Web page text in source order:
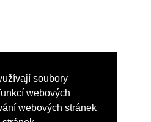
soubory
webových
webových stránek